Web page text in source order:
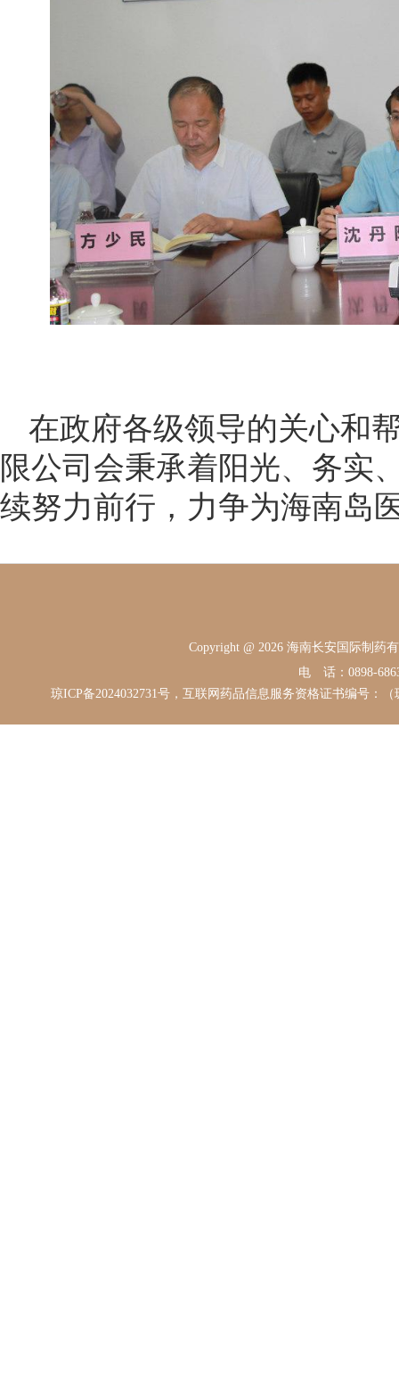
在政府各级领导的关心和
限公司会秉承着阳光、务实
续努力前行，力争为海南岛
Copyright @ 2026 海南长安国际制
电 话：0898-
琼ICP备2024032731号，互联网药品信息服务资格证书编号：（